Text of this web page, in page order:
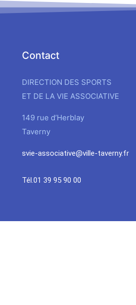
Contact
DIRECTION DES SPORTS
ET DE LA VIE ASSOCIATIVE
149 rue d’Herblay
Taverny
svie-associative@ville-taverny.fr
Tél.01 39 95 90 00